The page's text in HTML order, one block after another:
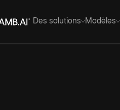
Des solutions Modèles